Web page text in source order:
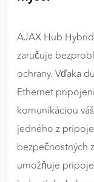
AJAX Hub
zaručuje
ochrany. Vďaka
Ethernet
komunikáciou
jedného z
bezpečnostných
umožňuje